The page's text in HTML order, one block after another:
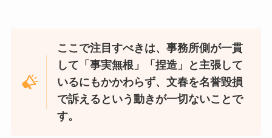
ここで注目すべきは、事務所側が一貫
して「事実無根」「捏造」と主張して
いるにもかかわらず、文春を名誉毀損
で訴えるという動きが一切ないことで
す。